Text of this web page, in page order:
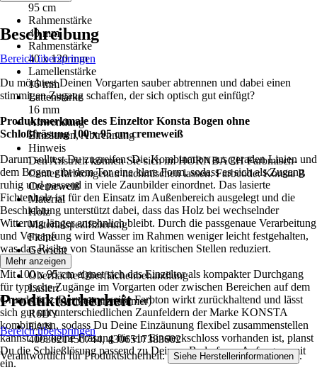
95 cm
Rahmenstärke
40 mm
Rahmenstärke
40 x 120 mm
Lamellenstärke
16 mm
Lattenstärke
16 mm
Anwendung
Einzäunen, Abtrennung
Hinweis
Den Anstrich können Sie sich im HORNBACH Farbmisch-
Center farbtongenau nachmischen lassen. Farbcode: Konsta B
Cremeweiß
Material
Holz
Materialspezifizierung
Fichte
Gewicht
15,42 kg
Oberfläche/Oberflächenbehandlung
Lasiert
AKN (Artikelkurznummer)
R6DY
EAN
4003021450744, 4306517383602
Beschreibung
Bereich überspringen
Du möchtest Deinen Vorgarten sauber abtrennen und dabei einen
stimmigen Zugang schaffen, der sich optisch gut einfügt?
Produktmerkmale des Einzeltor Konsta Bogen ohne
Schloßfräsung 100 x 95 cm cremeweiß
Darum solltest Du zugreifen: Die Kombination aus geraden Linien und
dem Bogen gibt dem Tor eine klare Form, sodass es sich als Zugang
ruhig und passend in viele Zaunbilder einordnet. Das lasierte
Fichtenholz ist für den Einsatz im Außenbereich ausgelegt und die
Beschichtung unterstützt dabei, dass das Holz bei wechselnder
Witterung länger ansehnlich bleibt. Durch die passgenaue Verarbeitung
und Verzapfung wird Wasser im Rahmen weniger leicht festgehalten,
was das Risiko von Staunässe an kritischen Stellen reduziert.
Mit 100 x 95 cm eignet sich das Einzeltor als kompakter Durchgang
für typische Zugänge im Vorgarten oder zwischen Bereichen auf dem
Grundstück. Der cremeweiße Farbton wirkt zurückhaltend und lässt
sich gut mit unterschiedlichen Zaunfeldern der Marke KONSTA
kombinieren, sodass Du Deine Einzäunung flexibel zusammenstellen
kannst. Da keine Fräsung für ein Einsteckschloss vorhanden ist, planst
Du die Schließlösung passend zu Deinem Bedarf von Anfang an mit
ein.
Mehr anzeigen
Produktsicherheit
Bereich überspringen
Verantwortlich für Produktsicherheit: Siehe Herstellerinformationen .